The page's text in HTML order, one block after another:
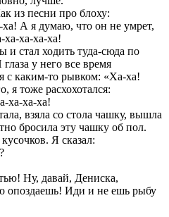
из песни про блоху:
А я думаю, что он не умрет,
ха-ха-ха!
и стал ходить туда-сюда по
у него все время
с каким-то рывком: «Ха-ха!
я тоже расхохотался:
ха-ха-ха!
взяла со стола чашку, вышла
бросила эту чашку об пол.
Я сказал:
Ну, давай, Дениска,
опоздаешь! Иди и не ешь рыбу